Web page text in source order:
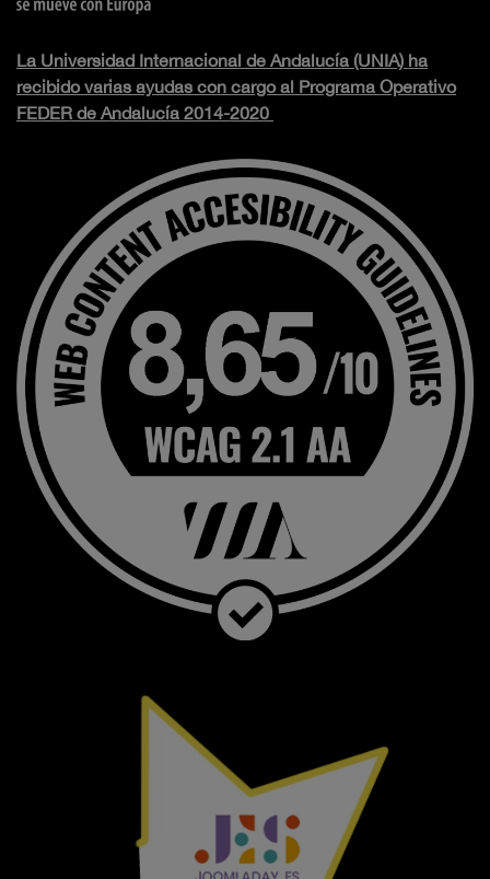
La Universidad Internacional de Andalucía (UNIA) ha
recibido varias ayudas con cargo al Programa Operativo
FEDER de Andalucía 2014-2020